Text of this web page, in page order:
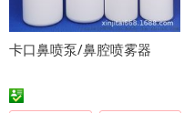
卡口鼻喷泵/鼻腔喷雾器